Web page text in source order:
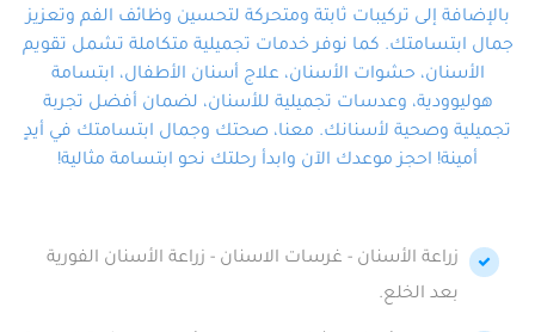
بالإضافة إلى تركيبات ثابتة ومتحركة لتحسين وظائف الفم وتعزيز
جمال ابتسامتك. كما نوفر خدمات تجميلية متكاملة تشمل تقويم
الأسنان، حشوات الأسنان، علاج أسنان الأطفال، ابتسامة
هوليوودية، وعدسات تجميلية للأسنان، لضمان أفضل تجربة
تجميلية وصحية لأسنانك. معنا، صحتك وجمال ابتسامتك في أيدٍ
أمينة! احجز موعدك الآن وابدأ رحلتك نحو ابتسامة مثالية!
زراعة الأسنان - غرسات الاسنان - زراعة الأسنان الفورية
بعد الخلع.